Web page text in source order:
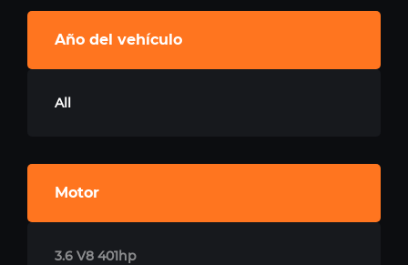
Año del vehículo
All
Motor
3.6 V8 401hp